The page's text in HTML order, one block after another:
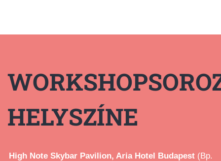
HELYSZÍNE
High Note Skybar Pavilion, Aria Hotel Budapest (Bp.